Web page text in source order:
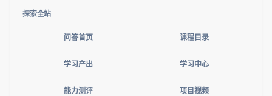
探索全站
问答首页 课程目录
学习产出 学习中心
能力测评 项目视频